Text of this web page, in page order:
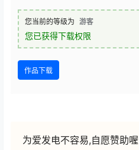
您当前的等级为 游客
您已获得下载权限
作品下载
为爱发电不容易,自愿赞助喔